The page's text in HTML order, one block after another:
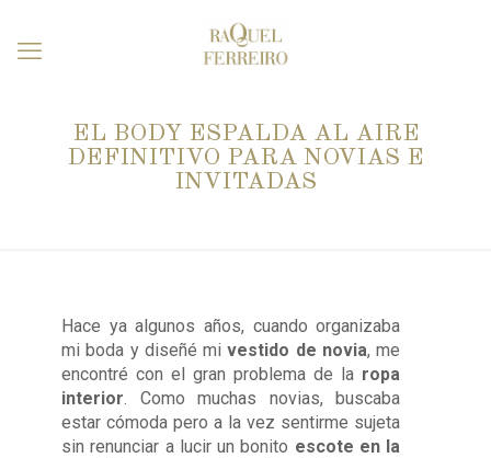
EL BODY ESPALDA AL AIRE
DEFINITIVO PARA NOVIAS E
INVITADAS
Hace ya algunos años, cuando organizaba
mi boda y diseñé mivestido de novia, me
encontré con el gran problema de la ropa
interior. Como muchas novias, buscaba
estar cómoda pero a la vez sentirme sujeta
sin renunciar a lucir un bonito escote en la